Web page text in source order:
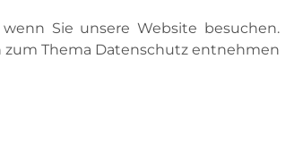
Sie unsere Website besuchen.
Thema Datenschutz entnehmen